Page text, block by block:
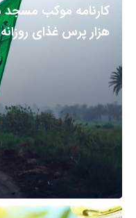
هزار پرس غذای روزانه